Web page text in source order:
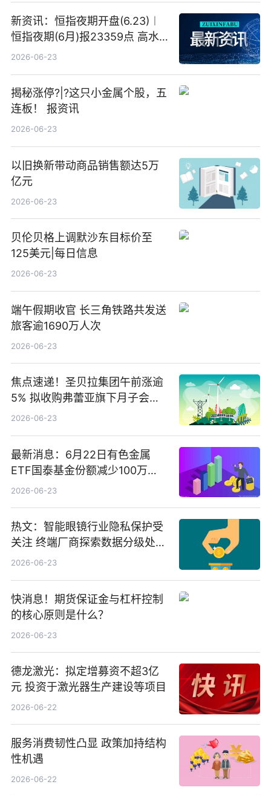
新资讯：恒指夜期开盘(6.23)︱
恒指夜期(6月)报23359点 高水
23点
2026-06-23
揭秘涨停?|?这只小金属个股，五
连板！ 报资讯
2026-06-23
以旧换新带动商品销售额达5万
亿元
2026-06-23
贝伦贝格上调默沙东目标价至
125美元|每日信息
2026-06-23
端午假期收官 长三角铁路共发送
旅客逾1690万人次
2026-06-23
焦点速递！圣贝拉集团午前涨逾
5% 拟收购弗蕾亚旗下月子会所
业务少数股权
2026-06-23
最新消息：6月22日有色金属
ETF国泰基金份额减少100万
份，重仓股紫金矿业、洛阳钼
2026-06-23
热文：智能眼镜行业隐私保护受
关注 终端厂商探索数据分级处理
等方案
2026-06-23
快消息！期货保证金与杠杆控制
的核心原则是什么？
2026-06-23
德龙激光：拟定增募资不超3亿
元 投资于激光器生产建设等项目
2026-06-22
服务消费韧性凸显 政策加持结构
性机遇
2026-06-22